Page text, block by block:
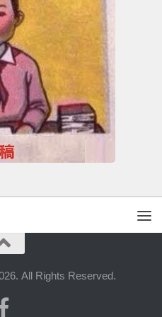
All Rights Reserved.